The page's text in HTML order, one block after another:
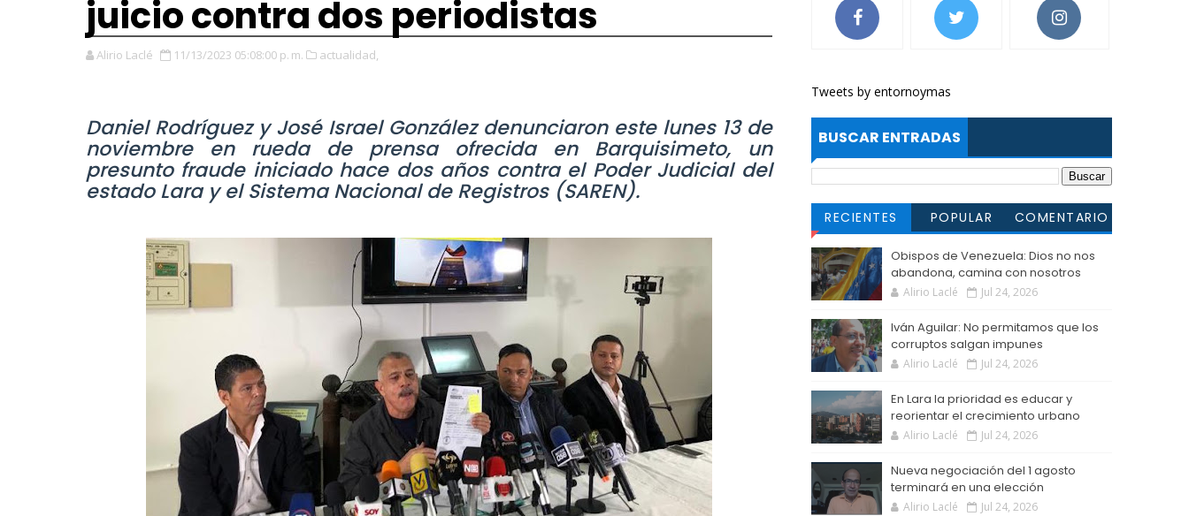
juicio contra dos periodistas
Alirio Laclé 11/13/2023 05:08:00 p. m. actualidad,
Daniel Rodríguez y José Israel González denunciaron este lunes 13 de
noviembre en rueda de prensa ofrecida en Barquisimeto, un
presunto fraude iniciado hace dos años contra el Poder Judicial del
estado Lara y el Sistema Nacional de Registros (SAREN).
Tweets by entornoymas
BUSCAR ENTRADAS
RECIENTES POPULAR
COMENTARIO
Obispos de Venezuela: Dios no nos
abandona, camina con nosotros
Alirio Laclé Jul 24, 2026
Iván Aguilar: No permitamos que los
corruptos salgan impunes
Alirio Laclé Jul 24, 2026
En Lara la prioridad es educar y
reorientar el crecimiento urbano
Alirio Laclé Jul 24, 2026
Nueva negociación del 1 agosto
terminará en una elección
Alirio Laclé Jul 24, 2026